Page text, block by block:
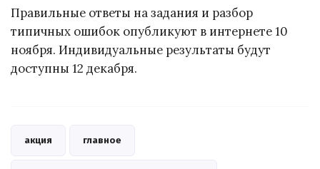
Правильные ответы на задания и разбор
типичных ошибок опубликуют в интернете 10
ноября. Индивидуальные результаты будут
доступны 12 декабря.
акция главное